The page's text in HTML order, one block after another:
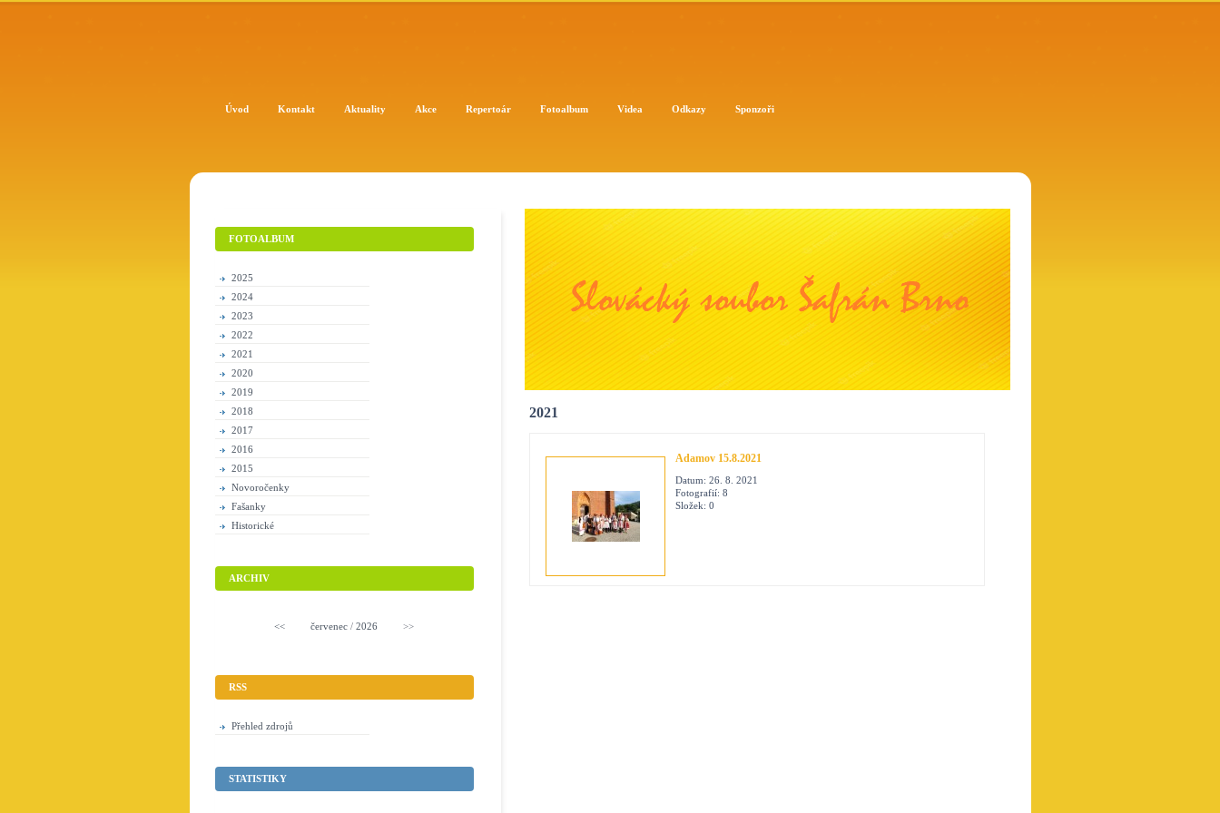
2021
Adamov 15.8.2021
Datum: 26. 8. 2021
Fotografií: 8
Složek: 0
Úvod Kontakt Aktuality Akce Repertoár Fotoalbum Videa Odkazy Sponzoři
FOTOALBUM
2025
2024
2023
2022
2021
2020
2019
2018
2017
2016
2015
Novoročenky
Fašanky
Historické
ARCHIV
<< červenec/ 2026 >>
RSS
Přehled zdrojů
STATISTIKY